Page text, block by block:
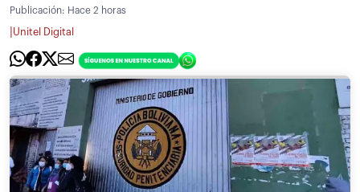
Publicación: Hace 2 horas
Unitel Digital